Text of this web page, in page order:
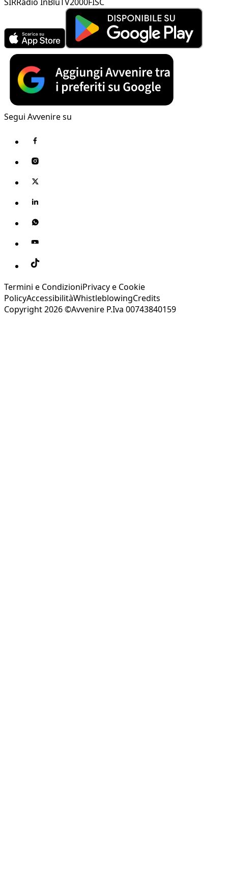
Segui Avvenire su
Termini e CondizioniPrivacy e Cookie
PolicyAccessibilitàWhistleblowingCredits
Copyright 2026 ©Avvenire P.Iva 00743840159